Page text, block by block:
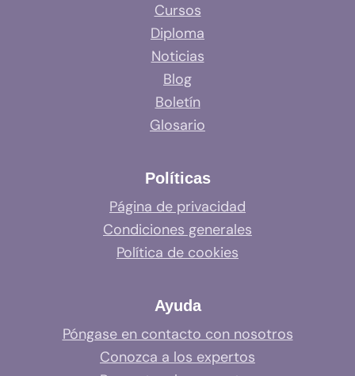
Cursos
Diploma
Noticias
Blog
Boletín
Glosario
Políticas
Página de privacidad
Condiciones generales
Política de cookies
Ayuda
Póngase en contacto con nosotros
Conozca a los expertos